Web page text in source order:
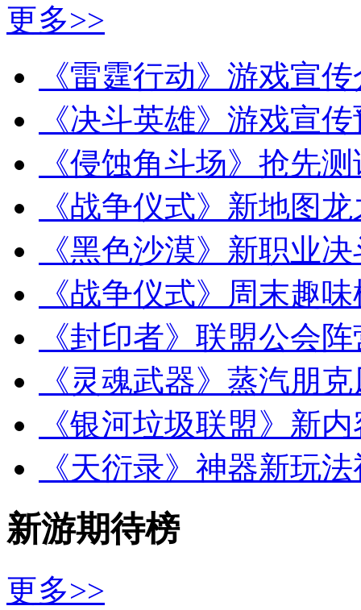
更多>>
《雷霆行动》游戏宣
《决斗英雄》游戏宣
《侵蚀角斗场》抢先
《战争仪式》新地图
《黑色沙漠》新职业
《战争仪式》周末趣
《封印者》联盟公会
《灵魂武器》蒸汽朋
《银河垃圾联盟》新
《天衍录》神器新玩
新游期待榜
更多>>